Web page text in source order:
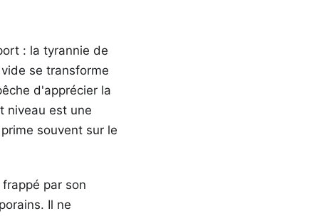
: la tyrannie de
se transforme
d'apprécier la
niveau est une
souvent sur le
par son
Il ne